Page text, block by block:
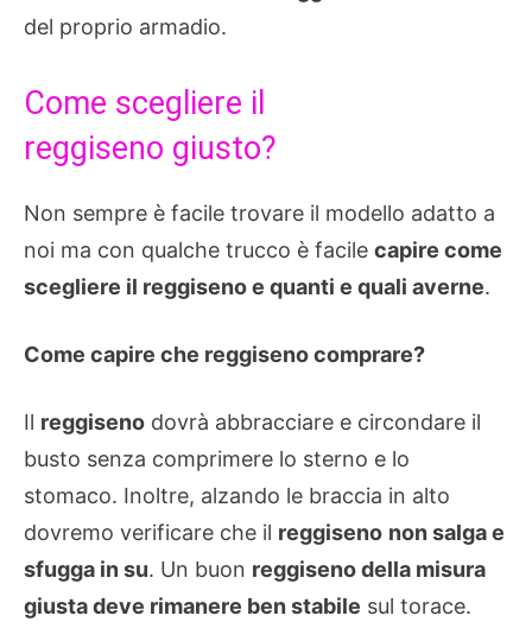
del proprio armadio.
Come scegliere il
reggiseno giusto?
Non sempre è facile trovare il modello adatto a
noi ma con qualche trucco è facile capire come
scegliere il reggiseno e quanti e quali averne.
Come capire che reggiseno comprare?
Il reggiseno dovrà abbracciare e circondare il
busto senza comprimere lo sterno e lo
stomaco. Inoltre, alzando le braccia in alto
dovremo verificare che il reggiseno non salga e
sfugga in su. Un buon reggiseno della misura
giusta deve rimanere ben stabile sul torace.